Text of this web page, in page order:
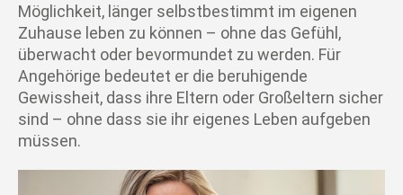
Möglichkeit, länger selbstbestimmt im eigenen
Zuhause leben zu können – ohne das Gefühl,
überwacht oder bevormundet zu werden. Für
Angehörige bedeutet er die beruhigende
Gewissheit, dass ihre Eltern oder Großeltern sicher
sind – ohne dass sie ihr eigenes Leben aufgeben
müssen.